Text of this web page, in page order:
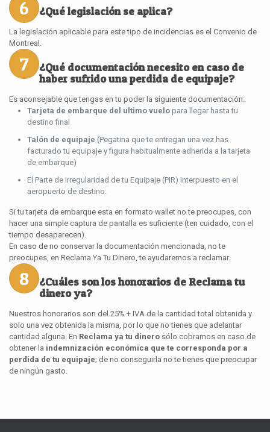
6 ¿Qué legislación se aplica?
La legislación aplicable para este tipo de incidencias es el Convenio de
Montreal.
7
¿Qué documentación necesito en caso de
haber sufrido una perdida de equipaje?
Es aconsejable que tengas en tu poder la siguiente documentación:
Tarjeta de embarque del ultimo vuelo para llegar hasta tu
destino final
Talón de equipaje (Pegatina que te entregan una vez has
facturado tu equipaje y figura habitualmente adherida a la tarjeta
de embarque)
El Parte de Irregularidad de tu Equipaje (PIR) interpuesto en el
aeropuerto de destino.
Si tu tarjeta de embarque esta en formato wallet no te preocupes, con
hacer una simple captura de pantalla es suficiente (ten cuidado, con el
tiempo desaparecen).
En caso de no conservar la documentación mencionada, no te
preocupes, en Reclama Ya Tu Dinero, te ayudaremos a reclamar.
8
¿Cuáles son los honorarios de Reclama tu
dinero ya?
Nuestros honorarios son del 25% + IVA de la cantidad total obtenida y
solo una vez obtenida la misma, por lo que no tienes que adelantar
cantidad alguna. En Reclama ya tu dinero sólo cobramos en caso de
obtener la indemnización económica que te corresponda por a
perdida de tu equipaje; de no conseguirla no te tienes que preocupar
de ningún gasto.